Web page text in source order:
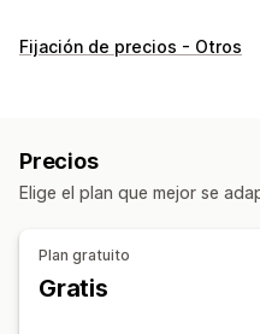
Tipos de descuentos
Precios de mayorista
Descuentos en el carrito
Recompensas
Descuentos por venta
Fijación de precios - Otros
Precios
Elige el plan que mejor se
Plan gratuito
Gratis